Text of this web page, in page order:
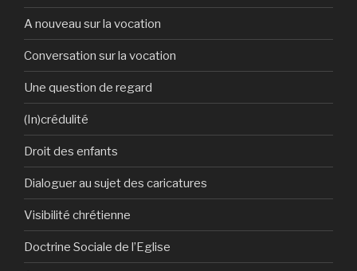
A nouveau sur la vocation
Conversation sur la vocation
Une question de regard
(In)crédulité
Droit des enfants
Dialoguer au sujet des caricatures
Visibilité chrétienne
Doctrine Sociale de l’Eglise